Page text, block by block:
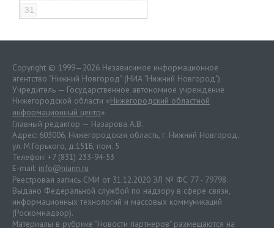
31
Copyright © 1999—2026 Независимое информационное
агентство "Нижний Новгород" (НИА "Нижний Новгород")
Учредитель — Государственное автономное учреждение
Нижегородской области «Нижегородский областной
информационный центр»
Главный редактор — Назарова А.В.
Адрес: 603006, Нижегородская область, г. Нижний Новгород.
ул. М.Горького, д.151Б, пом. 5
Телефон: +7 (831) 233-94-53
E-mail: info@niann.ru
Реестровая запись СМИ от 31.12.2020 ЭЛ № ФС 77 - 79798.
Выдано Федеральной службой по надзору в сфере связи,
информационных технологий и массовых коммуникаций
(Роскомнадзор).
Материалы в рубрике "Новости партнеров" размещаются на